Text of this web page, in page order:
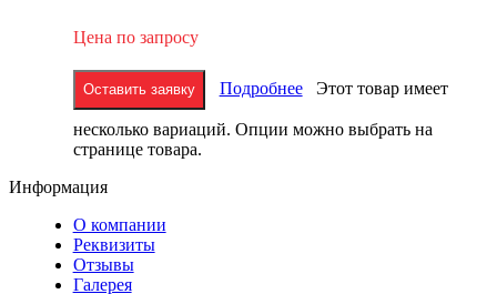
Цена по запросу
Оставить заявку Подробнее Этот товар имеет
несколько вариаций. Опции можно выбрать на
странице товара.
Информация
О компании
Реквизиты
Отзывы
Галерея